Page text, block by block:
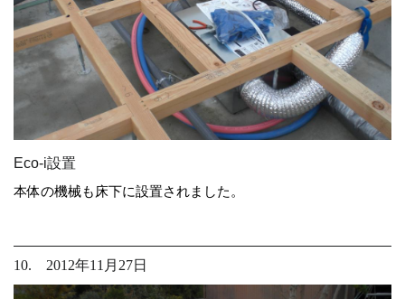
Eco-i設置
本体の機械も床下に設置されました。
10. 2012年11月27日